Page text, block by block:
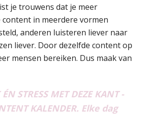
je trouwens dat je meer
in meerdere vormen
anderen luisteren liever naar
liever. Door dezelfde content op
mensen bereiken. Dus maak van
STRESS MET DEZE KANT -
KALENDER. Elke dag